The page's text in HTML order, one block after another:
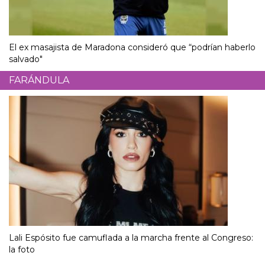
El ex masajista de Maradona consideró que “podrían haberlo
salvado"
FARÁNDULA
Lali Espósito fue camuflada a la marcha frente al Congreso:
la foto